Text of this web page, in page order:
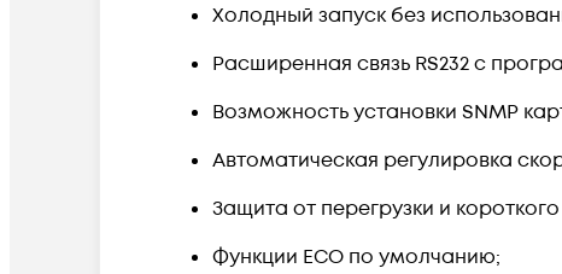
Холодный запуск без
Расширенная связь RS232 с
Возможность установки SNMP
Автоматическая регулировка
Защита от перегрузки и
Функции ECO по умолчанию;